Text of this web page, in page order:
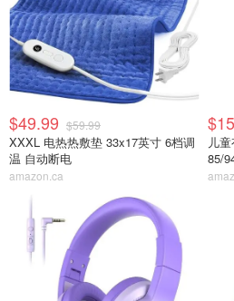
$49.99 $59.99
XXXL 电热热敷垫 33x17英寸 6档调
温 自动断电
amazon.ca
儿
85/